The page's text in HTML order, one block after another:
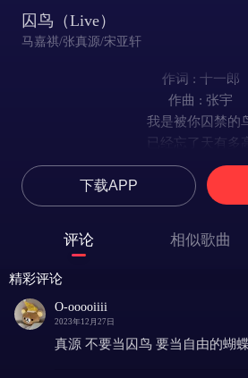
囚鸟（Live）
马嘉祺/张真源/宋亚轩
作词 : 十一郎
作曲 : 张宇
我是被你囚禁的
已经忘了天有多高
如果离开你给我的小
不知还有谁能依靠
我是被你囚禁的
看着你的笑在别人眼
这缭乱的城市
下载APP
评论 相似歌曲
精彩评论
O-ooooiiii
2023年12月27日
真源 不要当囚鸟 要当自由的蝴